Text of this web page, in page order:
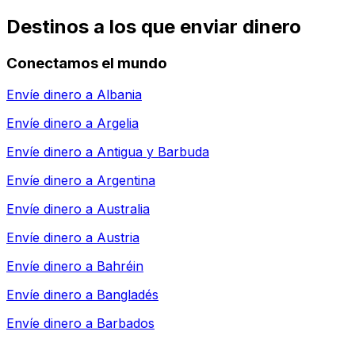
Destinos a los que enviar dinero
Conectamos el mundo
Envíe dinero a Albania
Envíe dinero a Argelia
Envíe dinero a Antigua y Barbuda
Envíe dinero a Argentina
Envíe dinero a Australia
Envíe dinero a Austria
Envíe dinero a Bahréin
Envíe dinero a Bangladés
Envíe dinero a Barbados